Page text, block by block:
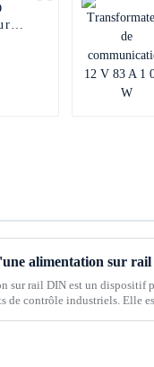
alimentation sur
sur rail DIN est un dispositif
de contrôle industriels. Elle